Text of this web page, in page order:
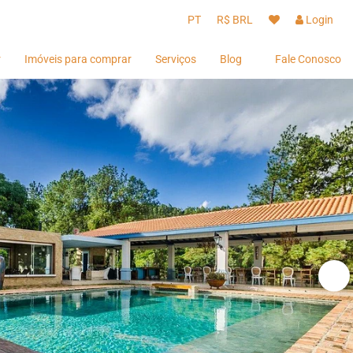
PT R$ BRL Login
Imóveis para comprar Serviços
Hóspedes
Proprietários
Blog Fale Conosco